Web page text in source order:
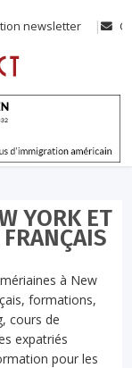
newsletter
YORK ET
à New
formations,
cours de
expatriés
pour les